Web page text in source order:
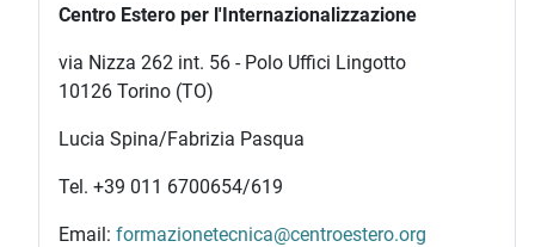
Centro Estero per l'Internazionalizzazione
via Nizza 262 int. 56 - Polo Uffici Lingotto
10126 Torino (TO)
Lucia Spina/Fabrizia Pasqua
Tel. +39 011 6700654/619
Email: formazionetecnica@centroestero.org